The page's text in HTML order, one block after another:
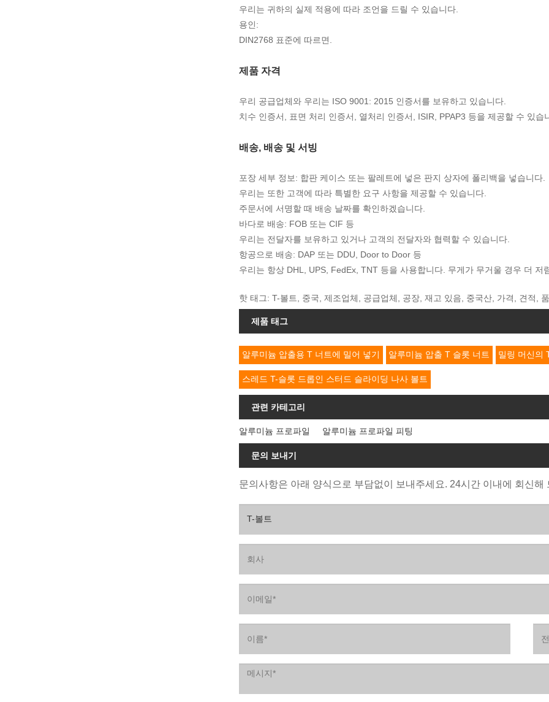
우리는 귀하의 실제 적용에 따라 조언을 드릴 수 있습니다.
용인:
DIN2768 표준에 따르면.
제품 자격
우리 공급업체와 우리는 ISO 9001: 2015 인증서를 보유하고 있습니다.
치수 인증서, 표면 처리 인증서, 열처리 인증서, ISIR, PPAP3 등을 제공할 수 있습
배송, 배송 및 서빙
포장 세부 정보: 합판 케이스 또는 팔레트에 넣은 판지 상자에 폴리백을 넣습니다.
우리는 또한 고객에 따라 특별한 요구 사항을 제공할 수 있습니다.
주문서에 서명할 때 배송 날짜를 확인하겠습니다.
바다로 배송: FOB 또는 CIF 등
우리는 전달자를 보유하고 있거나 고객의 전달자와 협력할 수 있습니다.
항공으로 배송: DAP 또는 DDU, Door to Door 등
우리는 항상 DHL, UPS, FedEx, TNT 등을 사용합니다. 무게가 무거울 경우 더 저
핫 태그: T-볼트, 중국, 제조업체, 공급업체, 공장, 재고 있음, 중국산, 가격, 견적,
제품 태그
알루미늄 압출용 T 너트에 밀어 넣기 알루미늄 압출 T 슬롯 너트 밀링 머신의
스레드 T-슬롯 드롭인 스터드 슬라이딩 나사 볼트
관련 카테고리
알루미늄 프로파일 알루미늄 프로파일 피팅
문의 보내기
문의사항은 아래 양식으로 부담없이 보내주세요. 24시간 이내에 회신해